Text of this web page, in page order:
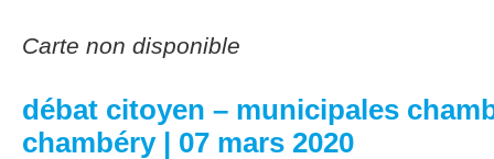
Carte non disponible
débat citoyen – municipales
chambéry | 07 mars 2020